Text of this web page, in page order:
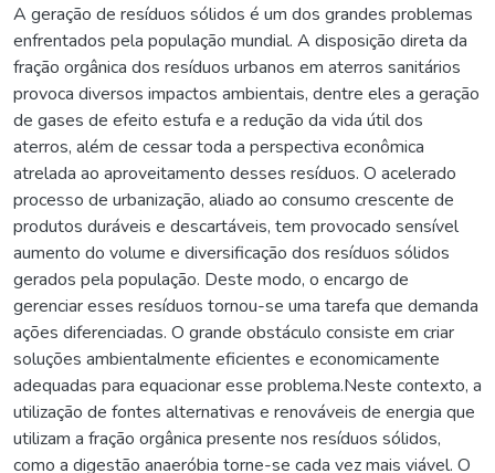
A geração de resíduos sólidos é um dos grandes problemas
enfrentados pela população mundial. A disposição direta da
fração orgânica dos resíduos urbanos em aterros sanitários
provoca diversos impactos ambientais, dentre eles a geração
de gases de efeito estufa e a redução da vida útil dos
aterros, além de cessar toda a perspectiva econômica
atrelada ao aproveitamento desses resíduos. O acelerado
processo de urbanização, aliado ao consumo crescente de
produtos duráveis e descartáveis, tem provocado sensível
aumento do volume e diversificação dos resíduos sólidos
gerados pela população. Deste modo, o encargo de
gerenciar esses resíduos tornou-se uma tarefa que demanda
ações diferenciadas. O grande obstáculo consiste em criar
soluções ambientalmente eficientes e economicamente
adequadas para equacionar esse problema.Neste contexto, a
utilização de fontes alternativas e renováveis de energia que
utilizam a fração orgânica presente nos resíduos sólidos,
como a digestão anaeróbia torne-se cada vez mais viável. O